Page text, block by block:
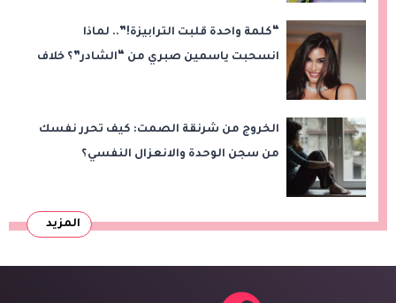
“كلمة واحدة قلبت الترابيزة!”.. لماذا
انسحبت ياسمين صبري من “الشادر”؟ خلاف
الخروج من شرنقة الصمت: كيف تحرر نفسك
من سجن الوحدة والانعزال النفسي؟
المزيد